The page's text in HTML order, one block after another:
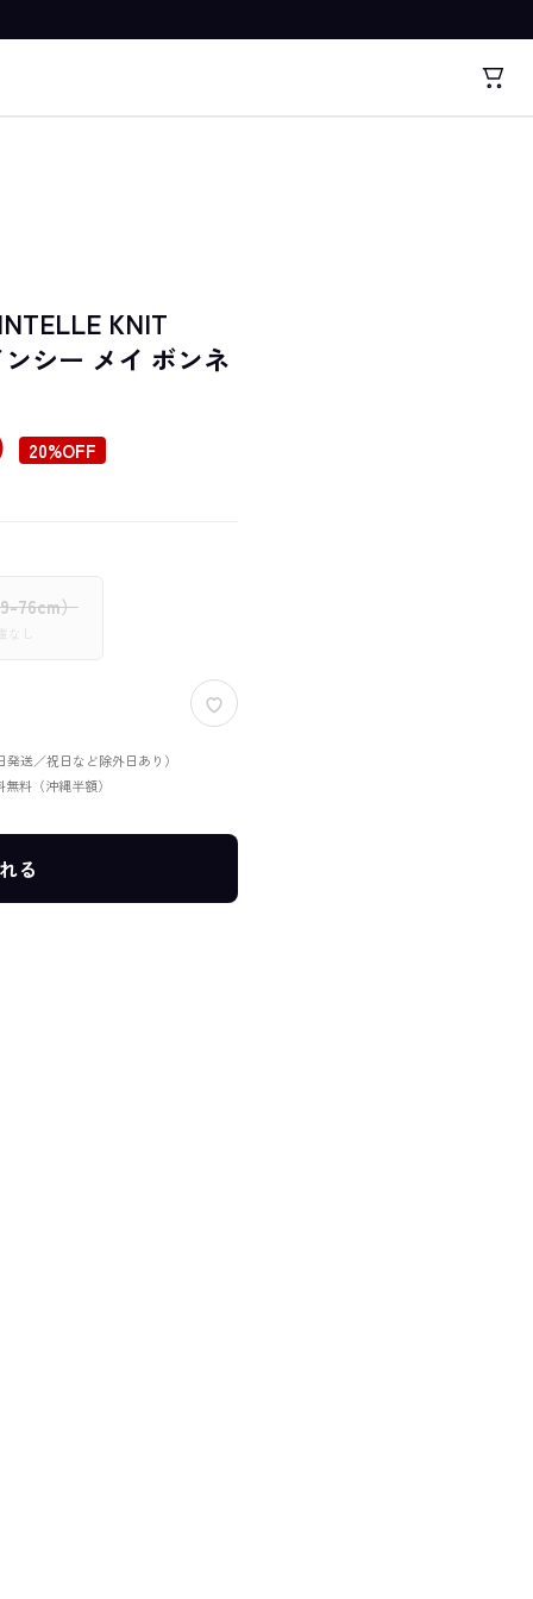
KNIT
シー メイ ボンネ
20%OFF
76cm）
し
送／祝日など除外日あり）
料（沖縄半額）
る